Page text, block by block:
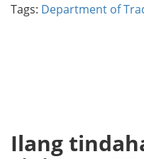
Tags: Department of
Ilang